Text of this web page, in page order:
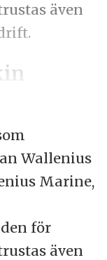
även
Wallenius
Marine,
för
även